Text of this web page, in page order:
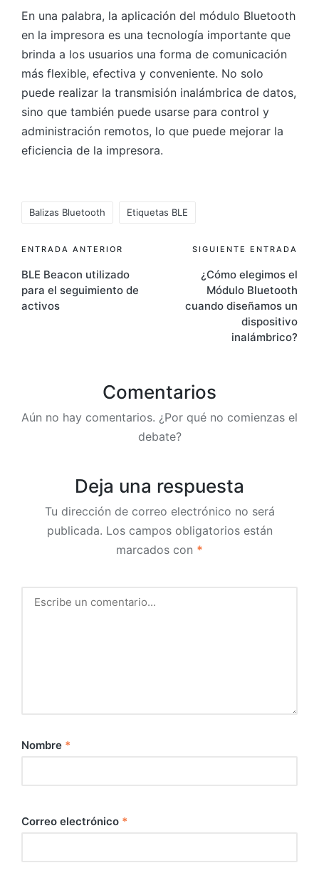
En una palabra, la aplicación del módulo Bluetooth
en la impresora es una tecnología importante que
brinda a los usuarios una forma de comunicación
más flexible, efectiva y conveniente. No solo
puede realizar la transmisión inalámbrica de datos,
sino que también puede usarse para control y
administración remotos, lo que puede mejorar la
eficiencia de la impresora.
Balizas Bluetooth Etiquetas BLE
Navegación
de
entradas
ENTRADA ANTERIOR
BLE Beacon utilizado
para el seguimiento de
activos
SIGUIENTE ENTRADA
¿Cómo elegimos el
Módulo Bluetooth
cuando diseñamos un
dispositivo
inalámbrico?
Comentarios
Aún no hay comentarios. ¿Por qué no comienzas el
debate?
Deja una respuesta
Tu dirección de correo electrónico no será
publicada. Los campos obligatorios están
marcados con *
Nombre *
Correo electrónico *